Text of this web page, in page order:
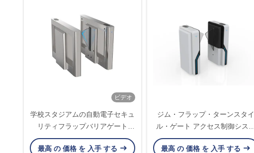
ビデオ
学校スタジアムの自動電子セキュ
リティフラップバリアゲート
ES2216
最高 の 価格 を 入手 する
ジム・フラップ・ターンスタイ
ル・ゲート アクセス制御システ
ム 合格率35人/分
最高 の 価格 を 入手 する